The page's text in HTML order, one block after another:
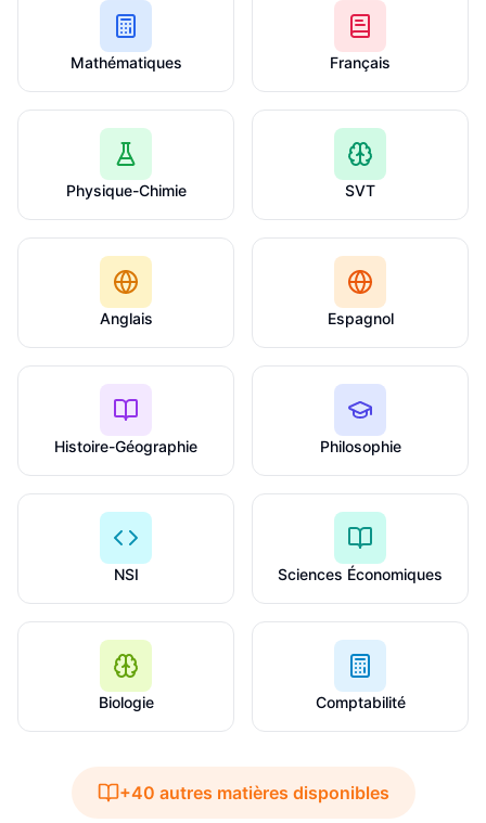
Mathématiques Français
Physique-Chimie SVT
Anglais Espagnol
Histoire-Géographie Philosophie
NSI Sciences Économiques
Biologie Comptabilité
+40 autres matières disponibles